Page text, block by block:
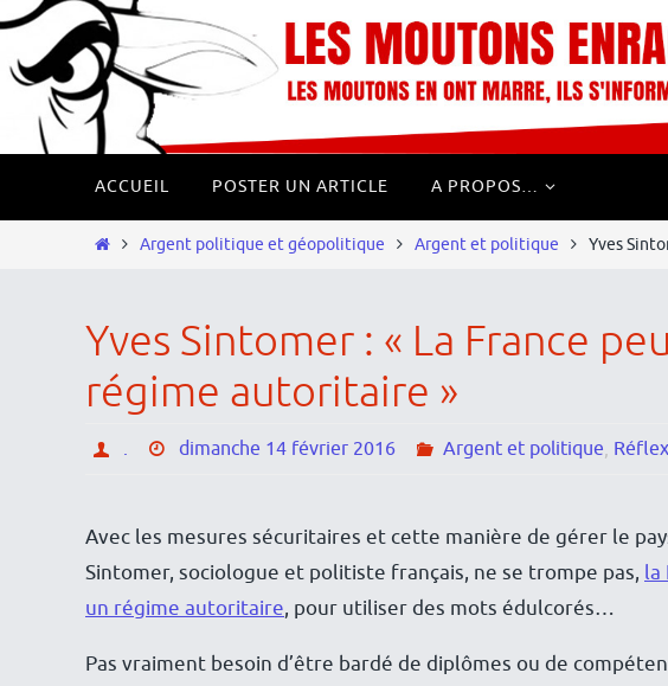
Panneau de gestion des cookies
Passer
le
contenu
le
ACCUEIL POSTER UN ARTICLE A PROPOS…
HomeArgent politique et géopolitique Argent et politique Yves
Yves Sintomer : « La France
régime autoritaire »
. dimanche 14 février 2016 Argent et politique,
Avec les mesures sécuritaires et cette manière de gérer le
Sintomer, sociologue et politiste français, ne se trompe pas, la
un régime autoritaire, pour utiliser des mots édulcorés…
Pas vraiment besoin d’être bardé de diplômes ou de